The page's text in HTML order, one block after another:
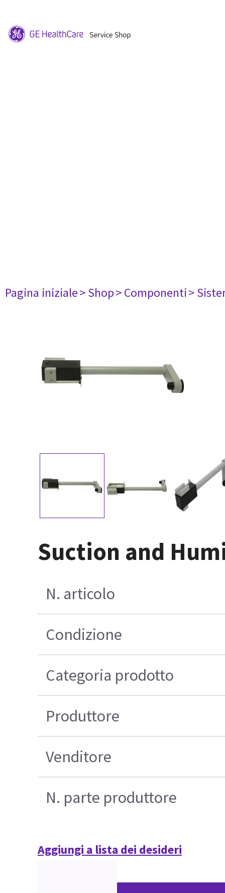
Pagina iniziale> Shop> Componenti>
Suction and
N. articolo
Condizione
Categoria prodotto
Produttore
Venditore
N. parte produttore
Aggiungi a lista dei desideri